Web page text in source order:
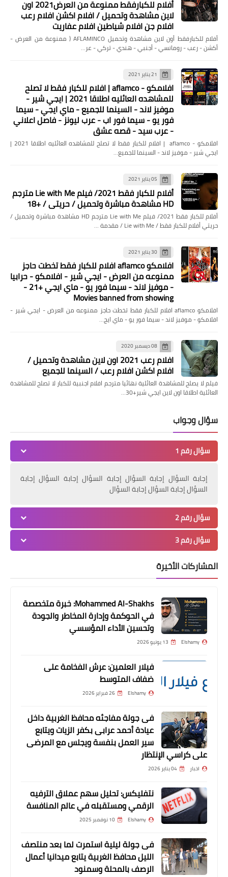
والمسانده
حمادة أنور الزمالك رجع بتاع زمان
والمباديء هى اللى انتصرت ومن حق
معتمد جمال يكمل
غزل المحلة يواصل تدريباته استعدادًا
أخبار
الخشاب بلدية المحلة يكسب بأقل
الإمكانيات
أخبار
حمادة أنور أوسوريو مهرج ولازم يمشى
من الزمالك
أخبار
جهاد جريشة .... السنغالى قتل هجمات
الأهلى برايات التسلل الخاطئة وصن داونز
يستحق ضربة جزاء
أفلام للكبارفقط ممنوعة من العرض2021 اون
لاين مشاهدة وتحميل / افلام اكشن افلام رعب
افلام جن افلام شياطين افلام عفاريت
أفلام للكبارفقط أون لاين مشاهدة وتحميل AFLAMINCO ( ممنوعة من العرض -
أكشن - رعب - رومانسي - أجنبي - هندي - تركي - عر…
21 يناير 2021
افلامكو - aflamco | افلام للكبار فقط لا تصلح
للمشاهده العائليه اطلاقا 2021 | ايجي شير -
موفيز لاند - السينما للجميع - ماي ايجي - سيما
فور يو - سيما فور اب - عرب ليونز - فاصل اعلاني
- عرب سيد - قصه عشق
افلامكو - aflamco | افلام للكبار فقط لا تصلح للمشاهده العائليه اطلاقا 2021 |
ايجي شير - موفيز لاند - السينما للجميع…
05 يناير 2021
أفلام للكبار فقط 2021/ فيلم Lie with Me مترجم
HD مشاهدة مباشرة وتحميل / حريتي / +18
أفلام للكبار فقط 2021/ فيلم Lie with Me مترجم HD مشاهدة مباشرة وتحميل /
حريتي أفلام للكبار فقط / Lie with Me / مقدمة …
30 يناير 2021
افلامكو aflamco افلام للكبار فقط تخطت حاجز
ممنوعه من العرض - ايجي شير - افلامكو - حرابيا
- موفيز لاند - سيما فور يو - ماي ايجي +21 -
Movies banned from showing
افلامكو aflamco افلام للكبار فقط تخطت حاجز ممنوعه من العرض - ايجي شير -
افلامكو - موفيز لاند - سيما فور يو - ماي ايج…
08 ديسمبر 2020
افلام رعب 2021 اون لاين مشاهدة وتحميل /
افلام اكشن افلام رعب / السينما للجميع
فيلم لا يصلح للمشاهدة العائلية نهائيا مترجم افلام اجنبية للكبار لا تصلح للمشاهدة
العائلية اطلاقا اون لاين ايجي شير+30…
سؤال وجواب
سؤال رقم 1
إجابة السؤال إجابة السؤال إجابة السؤال إجابة السؤال إجابة
السؤال إجابة السؤال إجابة السؤال
سؤال رقم 2
سؤال رقم 3
المشاركات الأخيرة
Mohammed Al-Shakhs: خبرة متخصصة
في الحوكمة وإدارة المخاطر والجودة
وتحسين الأداء المؤسسي
Elshamy 13 يونيو 2026
فيلار العلمين: عرش الفخامة على
ضفاف المتوسط
Elshamy 26 فبراير 2026
فى جولة مفاجئه محافظ الغربية داخل
عيادة أحمد عرابى بكفر الزيات ويتابع
سير العمل بنفسة ويجلس مع المرضى
على كراسي الإنتظار
اخبار 04 يناير 2026
نتفليكس: تحليل سهم عملاق الترفيه
الرقمي ومستقبله في عالم المنافسة
Elshamy 10 نوفمبر 2025
فى جولة ليلية استمرت لما بعد منتصف
الليل محافظ الغربية يتابع ميدانيا أعمال
الرصف بالمحلة وسمنود